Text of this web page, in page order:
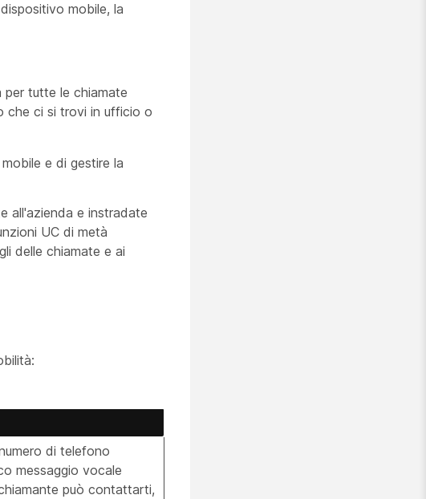
mobile, la
per tutte le chiamate
che ci si trovi in ufficio o
e di gestire la
all'azienda e instradate
UC di metà
delle chiamate e ai
di telefono
messaggio vocale
può contattarti,